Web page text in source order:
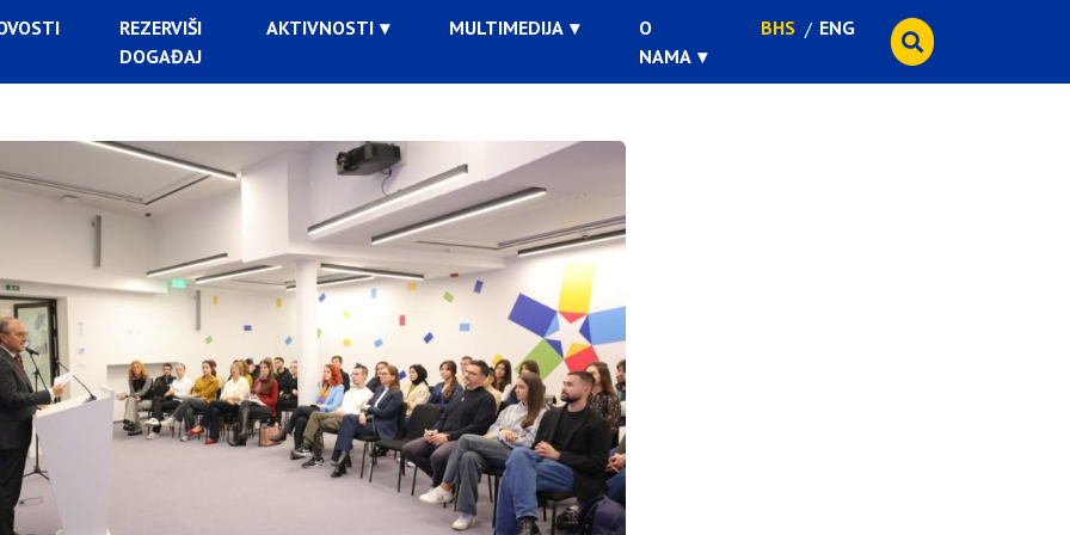
REZERVIŠI
DOGAĐAJ
AKTIVNOSTI MULTIMEDIJA
O
NAMA
BHS ENG